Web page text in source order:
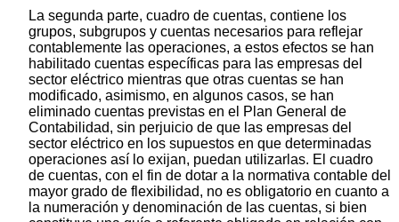
La segunda parte, cuadro de cuentas, contiene los
grupos, subgrupos y cuentas necesarios para reflejar
contablemente las operaciones, a estos efectos se han
habilitado cuentas específicas para las empresas del
sector eléctrico mientras que otras cuentas se han
modificado, asimismo, en algunos casos, se han
eliminado cuentas previstas en el Plan General de
Contabilidad, sin perjuicio de que las empresas del
sector eléctrico en los supuestos en que determinadas
operaciones así lo exijan, puedan utilizarlas. El cuadro
de cuentas, con el fin de dotar a la normativa contable del
mayor grado de flexibilidad, no es obligatorio en cuanto a
la numeración y denominación de las cuentas, si bien